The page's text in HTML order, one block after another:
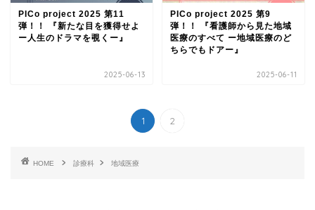
PICo project 2025 第11
弾！！ 『新たな目を獲得せよ
ー人生のドラマを覗くー』
2025-06-13
PICo project 2025 第9
弾！！ 『看護師から見た地域
医療のすべて ー地域医療のど
ちらでもドアー』
2025-06-11
1 2
HOME 診療科 地域医療